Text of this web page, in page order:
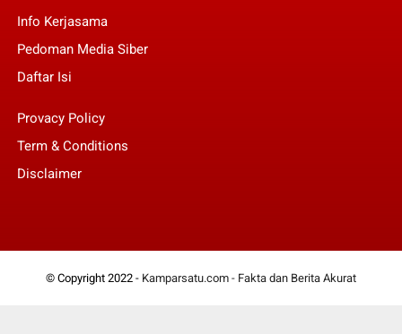
Info Kerjasama
Pedoman Media Siber
Daftar Isi
Provacy Policy
Term & Conditions
Disclaimer
© Copyright 2022 - Kamparsatu.com - Fakta dan Berita Akurat